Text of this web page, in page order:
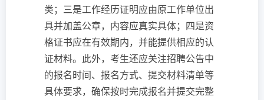
类；三是工作经历证明应由原工作单位出
具并加盖公章，内容应真实具体；四是资
格证书应在有效期内，并能提供相应的认
证材料。此外，考生还应关注招聘公告中
的报名时间、报名方式、提交材料清单等
具体要求，确保按时完成报名并提交完整